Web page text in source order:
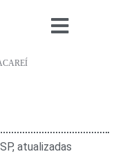
atualizadas